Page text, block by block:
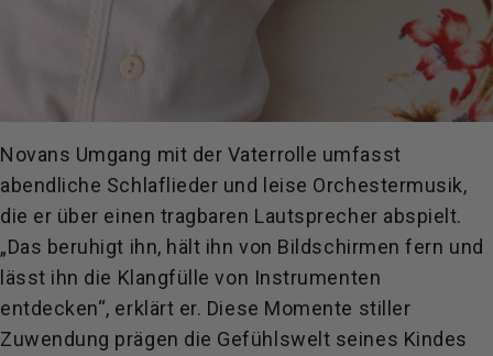
Novans Umgang mit der Vaterrolle umfasst
abendliche Schlaflieder und leise Orchestermusik,
die er über einen tragbaren Lautsprecher abspielt.
„Das beruhigt ihn, hält ihn von Bildschirmen fern und
lässt ihn die Klangfülle von Instrumenten
entdecken“, erklärt er. Diese Momente stiller
Zuwendung prägen die Gefühlswelt seines Kindes